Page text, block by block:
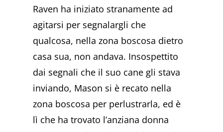
Raven ha iniziato stranamente ad
agitarsi per segnalargli che
qualcosa, nella zona boscosa dietro
casa sua, non andava. Insospettito
dai segnali che il suo cane gli stava
inviando, Mason si è recato nella
zona boscosa per perlustrarla, ed è
lì che ha trovato l’anziana donna